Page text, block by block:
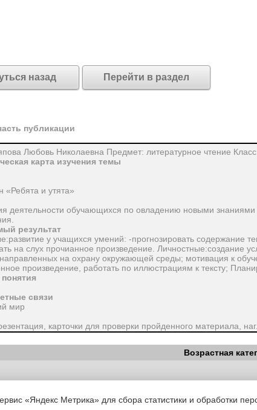
назад Перейти в раздел
публикации
Любовь Николаевна Предмет: литературное чтение
карта изучения темы
и утята»
деятельности обучающихся по овладению новыми
результат
у учащихся умений: -прогнозировать содержание
на слух прочианное произведение. Личностные:создание
направленных на охрану окружающей среды; мотивация к
произведение, работать по иллюстрациям к тексту;
связи
мир
карточки для проверки пройденного материала,
Возрастная
Copyright (c) |Вестник Педагога|Об издании|
«Яндекс Метрика» для сбора статистики и обработки